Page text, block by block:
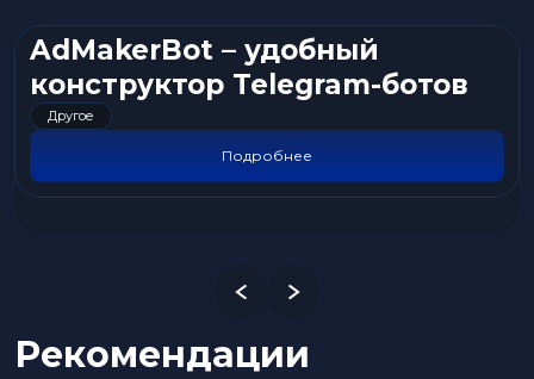
AdMakerBot – удобный
конструктор Telegram-ботов
Другое
Подробнее
Рекомендации